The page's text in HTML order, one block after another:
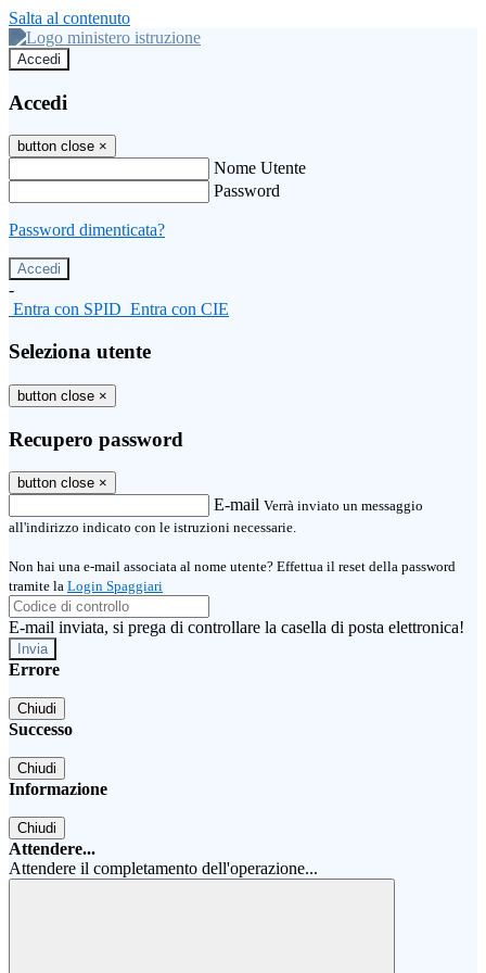
Salta al contenuto
Accedi
Accedi
button close ×
Nome Utente
Password
Password dimenticata?
-
Entra con SPID Entra con CIE
Seleziona utente
button close ×
Recupero password
button close ×
E-mail Verrà inviato un messaggio
all'indirizzo indicato con le istruzioni necessarie.
Non hai una e-mail associata al nome utente? Effettua il reset della password
tramite la Login Spaggiari
E-mail inviata, si prega di controllare la casella di posta elettronica!
Errore
Chiudi
Successo
Chiudi
Informazione
Chiudi
Attendere...
Attendere il completamento dell'operazione...